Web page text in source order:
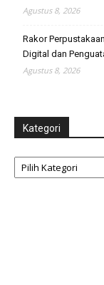
Agustus 8, 2026
Rakor
Digital dan
Agustus 8, 2026
Kategori
Kategori